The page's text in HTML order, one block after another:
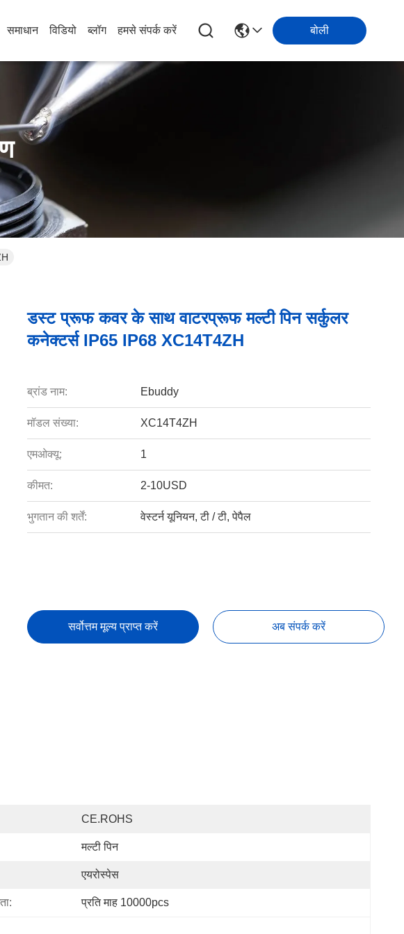
समाधान विडियो ब्लॉग हमसे संपर्क करें बोली
डस्ट प्रूफ कवर के साथ वाटरप्रूफ मल्टी पिन सर्कुलर
कनेक्टर्स IP65 IP68 XC14T4ZH
ब्रांड नाम: Ebuddy
मॉडल संख्या: XC14T4ZH
एमओक्यू: 1
कीमत: 2-10USD
भुगतान की शर्तें: वेस्टर्न यूनियन, टी / टी, पेपैल
सर्वोत्तम मूल्य प्राप्त करें अब संपर्क करें
CE.ROHS
मल्टी पिन
एयरोस्पेस
प्रति माह 10000pcs